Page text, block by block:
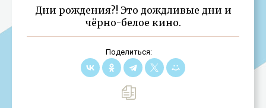
Дни рождения?! Это дождливые дни и
чёрно-белое кино.
Поделиться: